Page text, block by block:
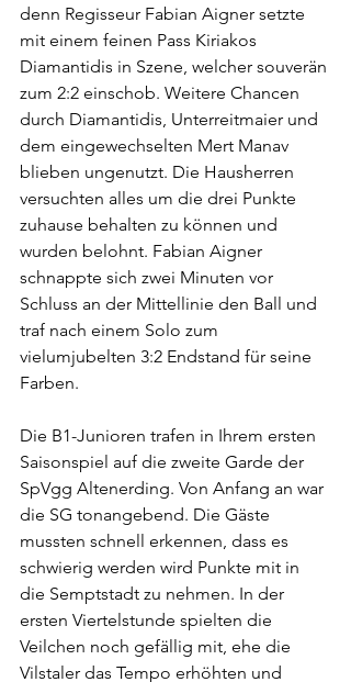
denn Regisseur Fabian Aigner setzte
mit einem feinen Pass Kiriakos
Diamantidis in Szene, welcher souverän
zum 2:2 einschob. Weitere Chancen
durch Diamantidis, Unterreitmaier und
dem eingewechselten Mert Manav
blieben ungenutzt. Die Hausherren
versuchten alles um die drei Punkte
zuhause behalten zu können und
wurden belohnt. Fabian Aigner
schnappte sich zwei Minuten vor
Schluss an der Mittellinie den Ball und
traf nach einem Solo zum
vielumjubelten 3:2 Endstand für seine
Farben.
Die B1-Junioren trafen in Ihrem ersten
Saisonspiel auf die zweite Garde der
SpVgg Altenerding. Von Anfang an war
die SG tonangebend. Die Gäste
mussten schnell erkennen, dass es
schwierig werden wird Punkte mit in
die Semptstadt zu nehmen. In der
ersten Viertelstunde spielten die
Veilchen noch gefällig mit, ehe die
Vilstaler das Tempo erhöhten und